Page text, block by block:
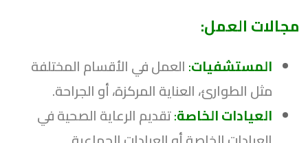
مجالات العمل:
المستشفيات:العمل في الأقسام المختلفة
مثل الطوارئ، العناية المركزة، أو الجراحة.
العيادات الخاصة:تقديم الرعاية الصحية في